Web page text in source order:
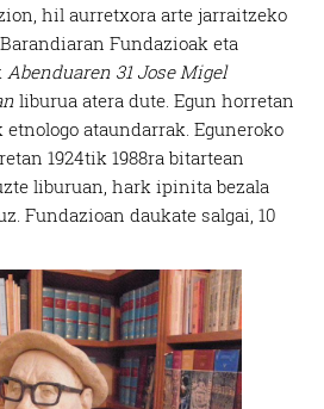
hil aurretxora arte jarraitzeko
Fundazioak eta
Abenduaren 31 Jose Migel
liburua atera dute. Egun horretan
ataundarrak. Eguneroko
1924tik 1988ra bitartean
liburuan, hark ipinita bezala
Fundazioan daukate salgai, 10